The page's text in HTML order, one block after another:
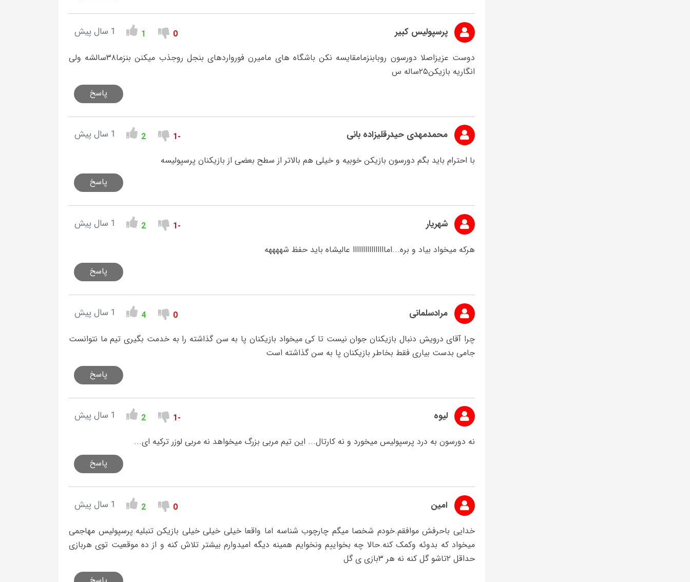
پرسپولیس کبیر 0
1 1 سال پیش
دوست عزیزاصلا دورسون روبابنزمامقایسه نکن باشگاه های مامیرن فورواردهای بنجل روجذب میکنن بنزما۳۸سالشه ولی
انگاریه بازیکن۲۵ساله س
پاسخ
محمدمهدی حیدرقلیزاده بانی -1
2 1 سال پیش
با احترام باید بگم دورسون بازیکن خوبیه و خیلی هم بالاتر از سطح بعضی از بازیکنان پرسپولیسه
پاسخ
شهریار -1
2 1 سال پیش
هرکه میخواد بیاد و بره...اماااااااااااااااا عالیشاه باید حفظ شههههه
پاسخ
مرادسلمانی 0
4 1 سال پیش
چرا آقای درویش دنبال بازیکنان جوان نیست تا کی میخواد بازیکنان پا به سن گذاشته را به خدمت بگیری تیم ما نتوانست
جامی بدست بیاری فقط بخاطر بازیکنان پا به سن گذاشته است
پاسخ
لیوه -1
2 1 سال پیش
نه دورسون به درد پرسپولیس میخورد و نه کارتال... این تیم مربی بزرگ میخواهد نه مربی لوزر ترکیه ای...
پاسخ
امین 0
2 1 سال پیش
خدایی باحرفش موافقم.خودم شخصا میگم چارچوب شناسه اما واقعا خیلی خیلی خیلی بازیکن تنبلیه.پرسپولیس مهاجمی
میخواد که بدوئه وکمک کنه.حالا چه بخواییم ونخوایم همینه دیگه امیدوارم بیشتر تلاش کنه و از ده موقعیت توی هربازی
حداقل ۲تاشو گل کنه نه هر ۳بازی ی گل